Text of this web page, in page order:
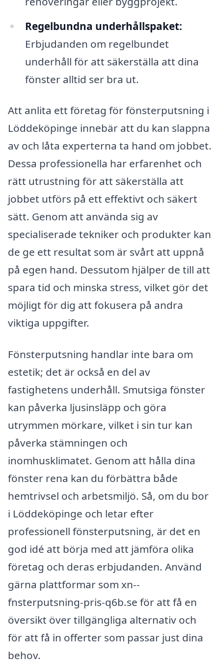
Regelbundna underhållspaket:
Erbjudanden om regelbundet
underhåll för att säkerställa att dina
fönster alltid ser bra ut.
Att anlita ett företag för fönsterputsning i
Löddeköpinge innebär att du kan slappna
av och låta experterna ta hand om jobbet.
Dessa professionella har erfarenhet och
rätt utrustning för att säkerställa att
jobbet utförs på ett effektivt och säkert
sätt. Genom att använda sig av
specialiserade tekniker och produkter kan
de ge ett resultat som är svårt att uppnå
på egen hand. Dessutom hjälper de till att
spara tid och minska stress, vilket gör det
möjligt för dig att fokusera på andra
viktiga uppgifter.
Fönsterputsning handlar inte bara om
estetik; det är också en del av
fastighetens underhåll. Smutsiga fönster
kan påverka ljusinsläpp och göra
utrymmen mörkare, vilket i sin tur kan
påverka stämningen och
inomhusklimatet. Genom att hålla dina
fönster rena kan du förbättra både
hemtrivsel och arbetsmiljö. Så, om du bor
i Löddeköpinge och letar efter
professionell fönsterputsning, är det en
god idé att börja med att jämföra olika
företag och deras erbjudanden. Använd
gärna plattformar som xn--
fnsterputsning-pris-q6b.se för att få en
översikt över tillgängliga alternativ och
för att få in offerter som passar just dina
behov.